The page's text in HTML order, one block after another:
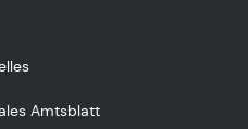
Amtsblatt